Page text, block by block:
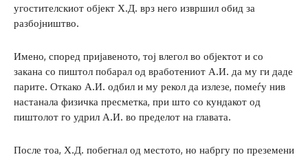
угостителскиот објект Х.Д. врз него извршил обид за
разбојништво.
Имено, ​според пријавеното, тој влегол во објектот и со
закана со пиштол побарал од вработениот А.И. да му ги даде
парите. Откако А.И. одбил и му рекол да излезе, помеѓу нив
настанала физичка пресметка, при што со кундакот од
пиштолот го удрил А.И. во пределот на главата.
После тоа, Х.Д. побегнал од местото, но набргу по преземени